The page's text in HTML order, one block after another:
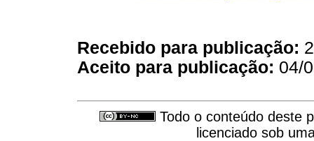
Recebido para publicação:
Aceito para publicação: 04/
Todo o conteúdo deste
licenciado sob